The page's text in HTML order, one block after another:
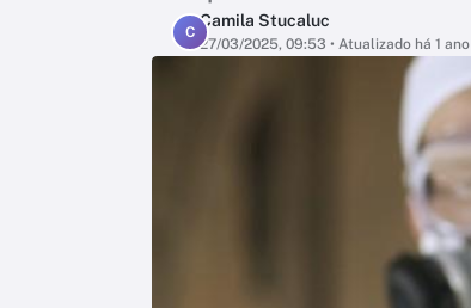
C
Camila Stucaluc
27/03/2025, 09:53 • Atualizado há 1 ano